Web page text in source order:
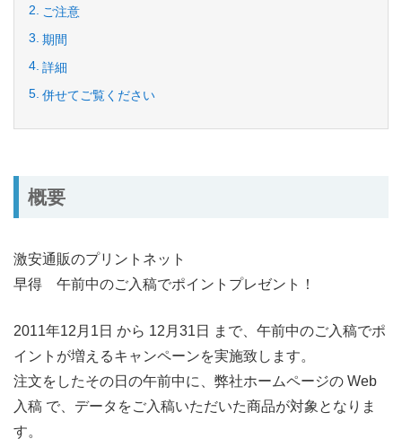
ご注意
期間
詳細
併せてご覧ください
概要
激安通販のプリントネット
早得 午前中のご入稿でポイントプレゼント！
2011年12月1日 から 12月31日 まで、午前中のご入稿でポ
イントが増えるキャンペーンを実施致します。
注文をしたその日の午前中に、弊社ホームページの Web
入稿 で、データをご入稿いただいた商品が対象となりま
す。